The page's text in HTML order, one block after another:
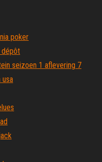
poker
dépôt
seizoen 1 aflevering 7
usa